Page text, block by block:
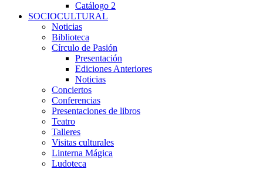
Catálogo 2
SOCIOCULTURAL
Noticias
Biblioteca
Círculo de Pasión
Presentación
Ediciones Anteriores
Noticias
Conciertos
Conferencias
Presentaciones de libros
Teatro
Talleres
Visitas culturales
Linterna Mágica
Ludoteca